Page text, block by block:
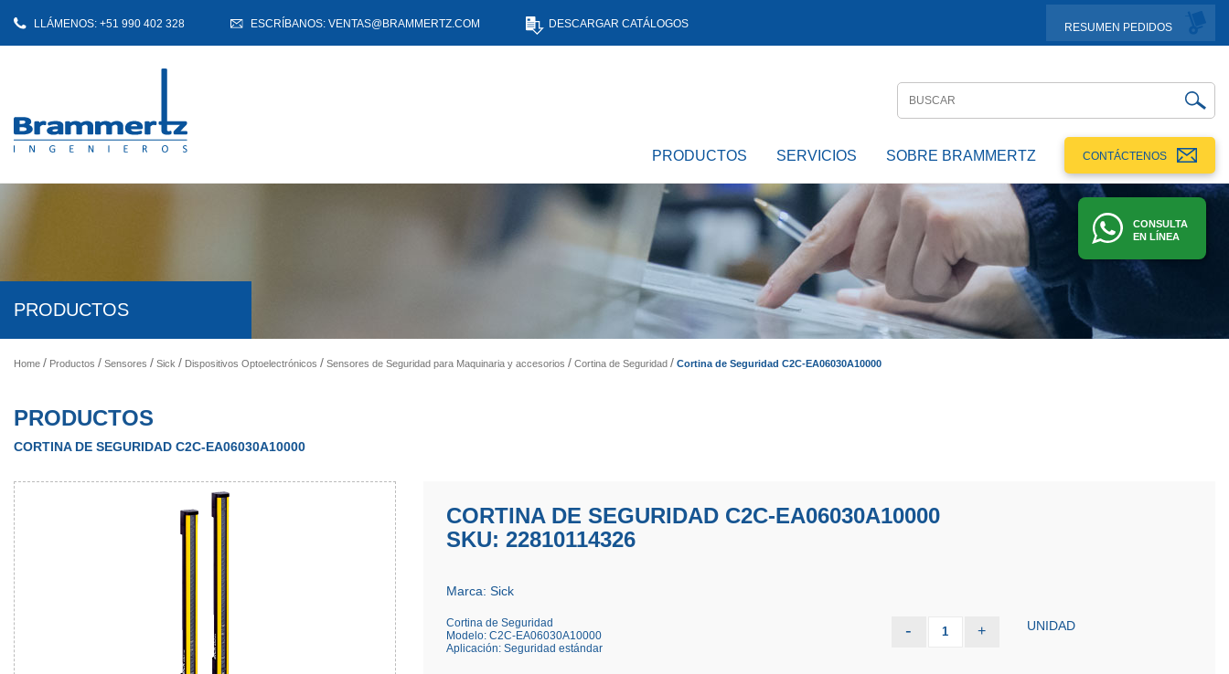
LLÁMENOS: +51 990 402 328 ESCRÍBANOS: VENTAS@BRAMMERTZ.COM DESCARGAR CATÁLOGOS RESUMEN PEDIDOS
PRODUCTOS SERVICIOS SOBRE BRAMMERTZ CONTÁCTENOS
CONSULTA
EN LÍNEA
PRODUCTOS
Home Productos Sensores Sick Dispositivos Optoelectrónicos Sensores de Seguridad para Maquinaria y accesorios Cortina de Seguridad Cortina de Seguridad C2C-EA06030A10000
PRODUCTOS
CORTINA DE SEGURIDAD C2C-EA06030A10000
CORTINA DE SEGURIDAD C2C-EA06030A10000
SKU: 22810114326
Marca: Sick
Cortina de Seguridad
Modelo: C2C-EA06030A10000
Aplicación: Seguridad estándar
- 1 + UNIDAD